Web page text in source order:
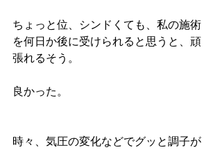
ちょっと位、シンドくても、私の施術
を何日か後に受けられると思うと、頑
張れるそう。
良かった。
時々、気圧の変化などでグッと調子が